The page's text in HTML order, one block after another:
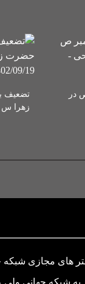
در
تضعیف
زهرا س
های مجازی
به شبکه جهانی